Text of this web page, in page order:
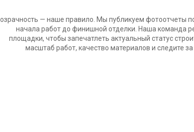
— наше правило. Мы публикуем фотоотчеты
начала работ до финишной отделки. Наша команда
площадки, чтобы запечатлеть актуальный статус
масштаб работ, качество материалов и следите